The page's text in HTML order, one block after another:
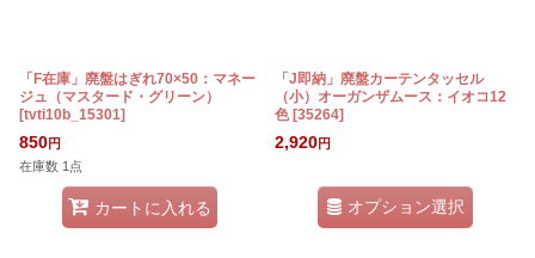
「F在庫」廃盤はぎれ70×50：マネー
ジュ（マスタード・グリーン）
[tvti10b_15301]
850円
在庫数 1点
カートに入れる
「J即納」廃盤カーテンタッセル
（小）オーガンザムース：イオコ12
色 [35264]
2,920円
オプション選択